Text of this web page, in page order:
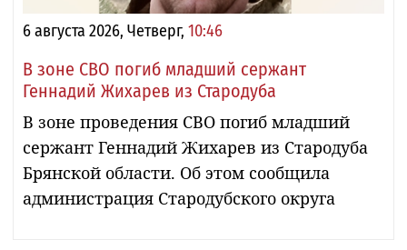
6 августа 2026, Четверг, 10:46
В зоне СВО погиб младший сержант
Геннадий Жихарев из Стародуба
В зоне проведения СВО погиб младший
сержант Геннадий Жихарев из Стародуба
Брянской области. Об этом сообщила
администрация Стародубского округа